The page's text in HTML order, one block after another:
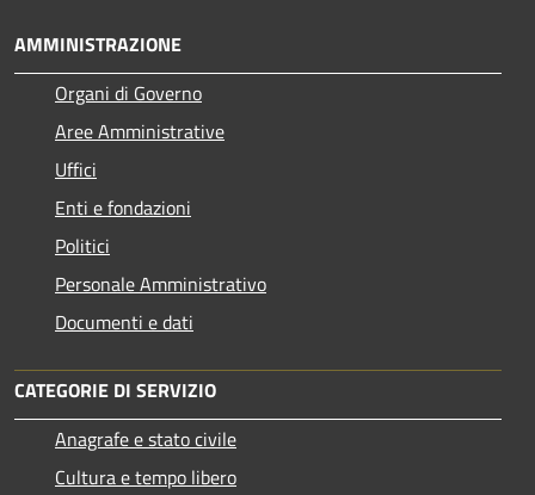
AMMINISTRAZIONE
Organi di Governo
Aree Amministrative
Uffici
Enti e fondazioni
Politici
Personale Amministrativo
Documenti e dati
CATEGORIE DI SERVIZIO
Anagrafe e stato civile
Cultura e tempo libero